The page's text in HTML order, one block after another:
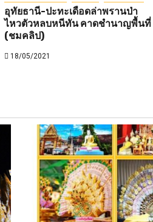
อุทัยธานี-ปะทะเดือดล่าพรานป่า
ไหวตัวหลบหนีทัน คาดชำนาญพื้นที่
(ชมคลิป)
18/05/2021